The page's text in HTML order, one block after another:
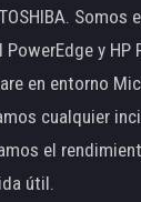
y HP
en entorno
cualquier
el
útil.